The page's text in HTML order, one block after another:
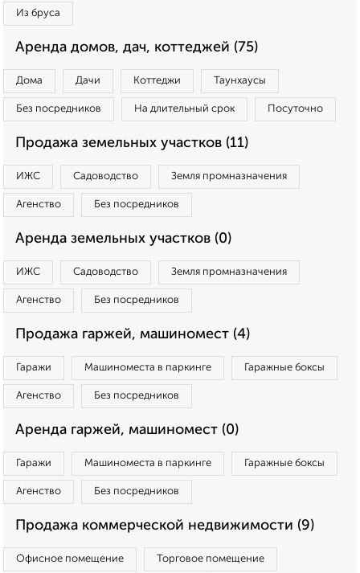
Из бруса
Аренда домов, дач, коттеджей (75)
Дома Дачи Коттеджи Таунхаусы
Без посредников На длительный срок Посуточно
Продажа земельных участков (11)
ИЖС Садоводство Земля промназначения
Агенство Без посредников
Аренда земельных участков (0)
ИЖС Садоводство Земля промназначения
Агенство Без посредников
Продажа гаржей, машиномест (4)
Гаражи Машиноместа в паркинге Гаражные боксы
Агенство Без посредников
Аренда гаржей, машиномест (0)
Гаражи Машиноместа в паркинге Гаражные боксы
Агенство Без посредников
Продажа коммерческой недвижимости (9)
Офисное помещение Торговое помещение